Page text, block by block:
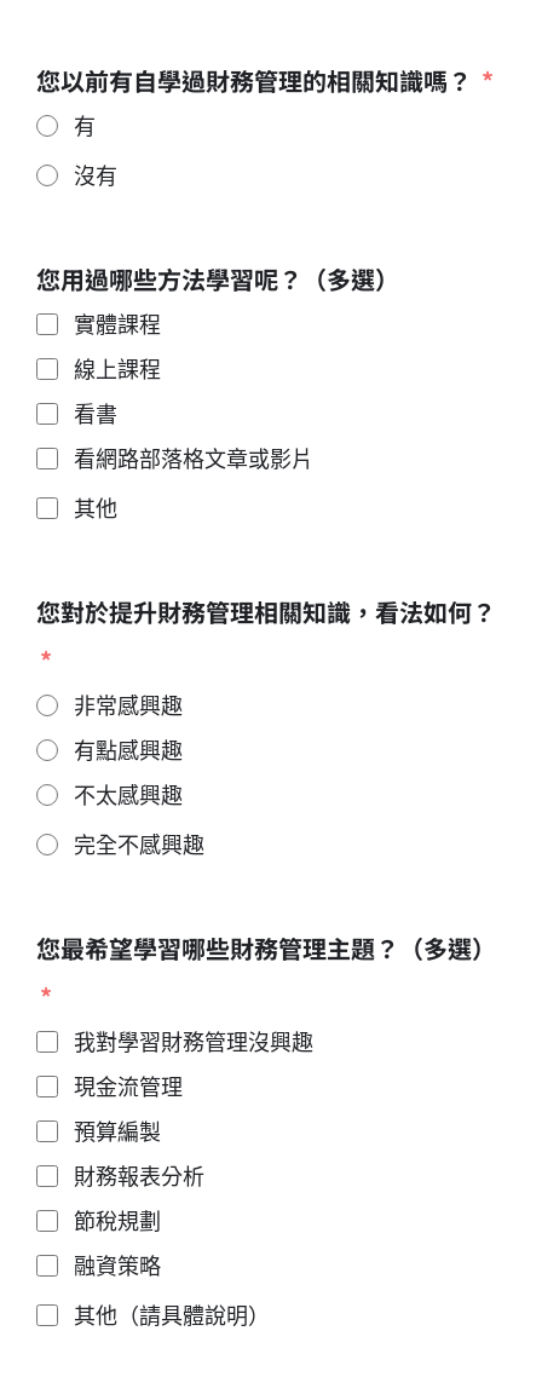
您以前有自學過財務管理的相關知識嗎？
有
沒有
您用過哪些方法學習呢？（多選）
實體課程
線上課程
看書
看網路部落格文章或影片
其他
您對於提升財務管理相關知識，看法如何？
非常感興趣
有點感興趣
不太感興趣
完全不感興趣
您最希望學習哪些財務管理主題？（多選）
我對學習財務管理沒興趣
現金流管理
預算編製
財務報表分析
節稅規劃
融資策略
其他（請具體說明）